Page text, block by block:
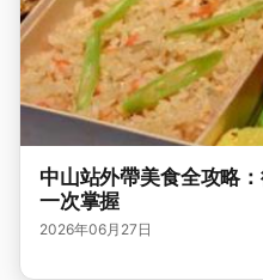
中山站外帶美食全攻略
一次掌握
2026年06月27日